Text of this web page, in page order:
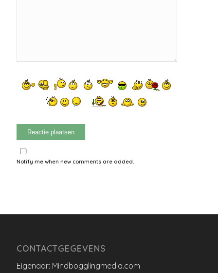
Notify me when new comments are added.
CONTACTGEGEVENS
Eigenaar: Mindbogglingmedia.com